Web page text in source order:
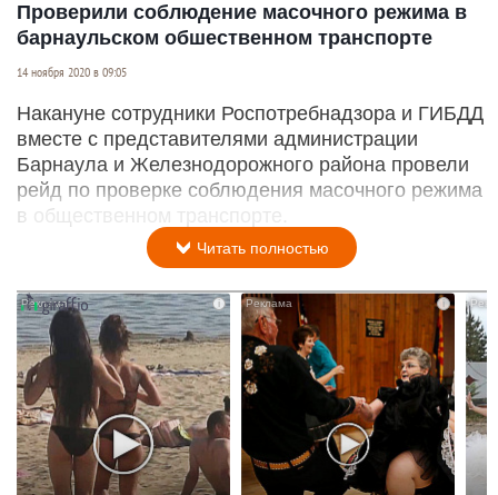
Проверили соблюдение масочного режима в
барнаульском обшественном транспорте
14 ноября 2020 в 09:05
Накануне сотрудники Роспотребнадзора и ГИБДД
вместе с представителями администрации
Барнаула и Железнодорожного района провели
рейд по проверке соблюдения масочного режима
в общественном транспорте.
Читать полностью
i i